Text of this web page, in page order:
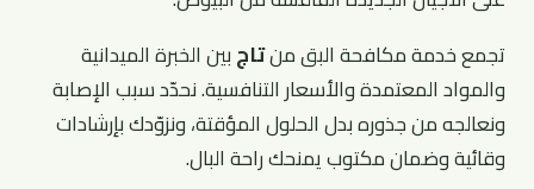
تجمع خدمة مكافحة البق منتاجبين الخبرة الميدانية
والمواد المعتمدة والأسعار التنافسية. نحدّد سبب الإصابة
ونعالجه من جذوره بدل الحلول المؤقتة، ونزوّدك بإرشادات
وقائية وضمان مكتوب يمنحك راحة البال.